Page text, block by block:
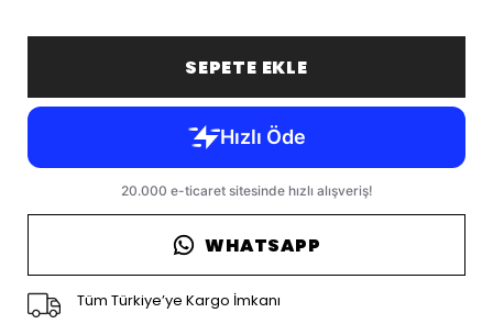
SEPETE EKLE
WHATSAPP
Tüm Türkiye’ye Kargo İmkanı